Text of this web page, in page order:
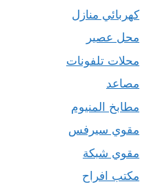
كهربائي منازل
محل عصير
محلات تلفونات
مصاعد
مطابخ المنيوم
مقوي سيرفس
مقوي شبكة
مكتب افراح